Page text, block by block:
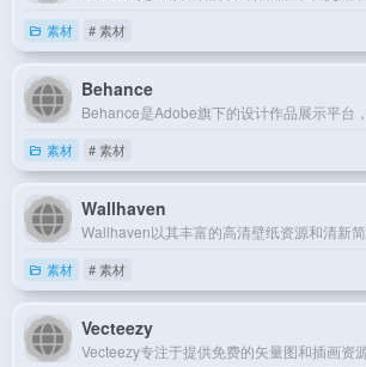
素材 # 素材
Behance
素材 # 素材
Wallhaven
素材 # 素材
Vecteezy